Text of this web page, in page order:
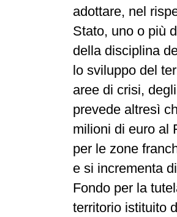
adottare, nel
Stato, uno o più
della disciplina
lo sviluppo del
aree di crisi,
prevede altresì
milioni di euro al
per le zone
e si incrementa
Fondo per la
territorio istituito